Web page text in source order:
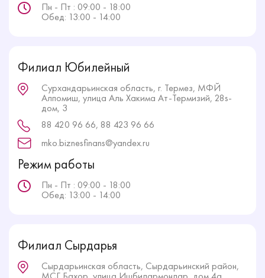
Пн - Пт : 09:00 - 18:00
Обед: 13:00 - 14:00
Филиал Юбилейный
Сурхандарьинская область, г. Термез, МФЙ
Алпомиш, улица Аль Хакима Ат-Термизий, 28s-
дом, 3
88 420 96 66, 88 423 96 66
mko.biznesfinans@yandex.ru
Режим работы
Пн - Пт : 09:00 - 18:00
Обед: 13:00 - 14:00
Филиал Сырдарья
Сырдарьинская область, Сырдарьинский район,